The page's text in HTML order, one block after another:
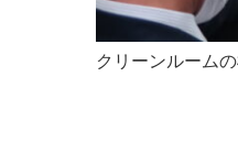
クリーンルーム